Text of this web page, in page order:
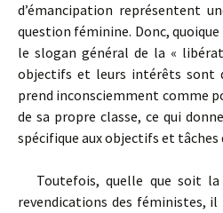
d’émancipation représentent
question féminine. Donc,
le slogan général de la «
objectifs et leurs intérêts sont
prend inconsciemment comme
de sa propre classe, ce qui
spécifique aux objectifs et tâches
Toutefois, quelle que soit la
revendications des féministes, il